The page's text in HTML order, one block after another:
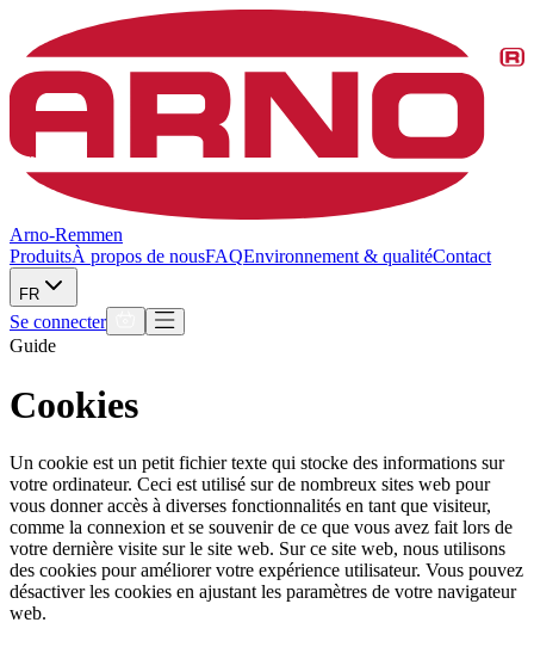
Arno-Remmen
ProduitsÀ propos de nousFAQEnvironnement & qualitéContact
FR
Se connecter
Guide
Cookies
Un cookie est un petit fichier texte qui stocke des informations sur
votre ordinateur. Ceci est utilisé sur de nombreux sites web pour
vous donner accès à diverses fonctionnalités en tant que visiteur,
comme la connexion et se souvenir de ce que vous avez fait lors de
votre dernière visite sur le site web. Sur ce site web, nous utilisons
des cookies pour améliorer votre expérience utilisateur. Vous pouvez
désactiver les cookies en ajustant les paramètres de votre navigateur
web.